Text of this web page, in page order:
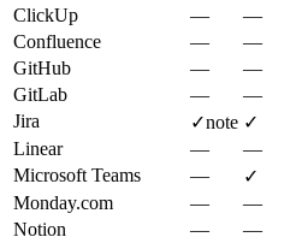
ClickUp
—
—
Confluence
—
—
GitHub
—
—
GitLab
—
—
Jira
✓note ✓
Linear
—
—
Microsoft Teams
—
✓
Monday.com
—
—
Notion
—
—